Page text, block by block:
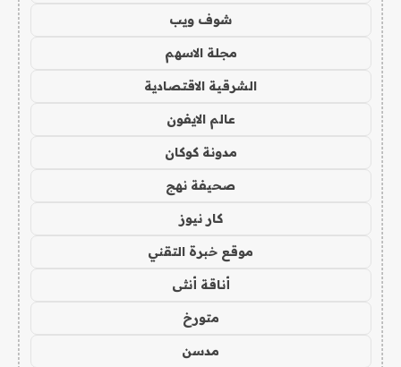
شوف ويب
مجلة الاسهم
الشرقية الاقتصادية
عالم الايفون
مدونة كوكان
صحيفة نهج
كار نيوز
موقع خبرة التقني
أناقة أنثى
متورخ
مدسن